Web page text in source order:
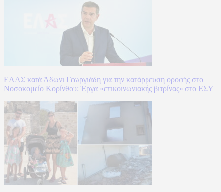
ΕΛΑΣ κατά Άδωνι Γεωργιάδη για την κατάρρευση οροφής στο
Νοσοκομείο Κορίνθου: Έργα «επικοινωνιακής βιτρίνας» στο ΕΣΥ